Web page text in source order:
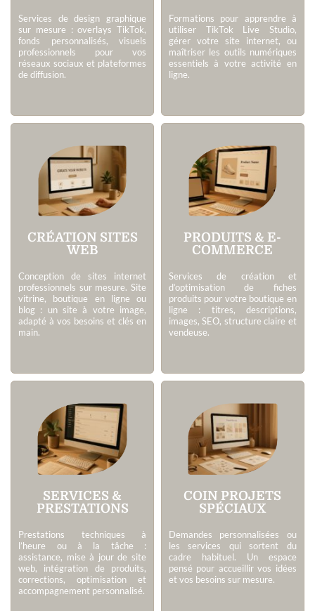
Services de design graphique
sur mesure : overlays TikTok,
fonds personnalisés, visuels
professionnels pour vos
réseaux sociaux et plateformes
de diffusion.
Formations pour apprendre à
utiliser TikTok Live Studio,
gérer votre site internet, ou
maîtriser les outils numériques
essentiels à votre activité en
ligne.
CRÉATION SITES
WEB
Conception de sites internet
professionnels sur mesure. Site
vitrine, boutique en ligne ou
blog : un site à votre image,
adapté à vos besoins et clés en
main.
PRODUITS & E-
COMMERCE
Services de création et
d’optimisation de fiches
produits pour votre boutique en
ligne : titres, descriptions,
images, SEO, structure claire et
vendeuse.
SERVICES &
PRESTATIONS
Prestations techniques à
l’heure ou à la tâche :
assistance, mise à jour de site
web, intégration de produits,
corrections, optimisation et
accompagnement personnalisé.
COIN PROJETS
SPÉCIAUX
Demandes personnalisées ou
les services qui sortent du
cadre habituel. Un espace
pensé pour accueillir vos idées
et vos besoins sur mesure.